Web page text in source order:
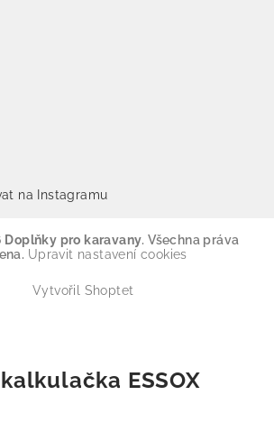
na Instagramu
Doplňky pro karavany. Všechna práva
Upravit nastavení cookies
Vytvořil Shoptet
ESSOX